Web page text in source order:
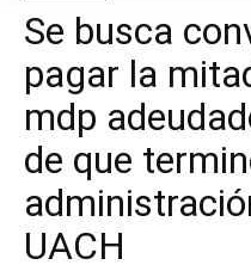
Se busca
pagar la
mdp
de que
UACH